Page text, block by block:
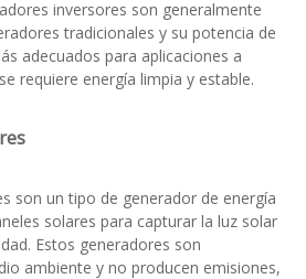
inversores son generalmente
tradicionales y su potencia de
adecuados para aplicaciones a
requiere energía limpia y estable.
son un tipo de generador de energía
solares para capturar la luz solar
Estos generadores son
ambiente y no producen emisiones,